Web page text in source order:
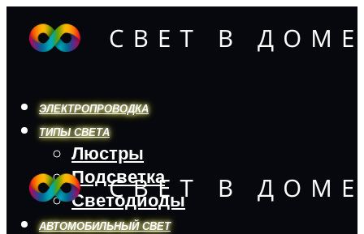
ЭЛЕКТРОПРОВОДКА
ТИПЫ СВЕТА
Люстры
Подсветка
Светодиоды
АВТОМОБИЛЬНЫЙ СВЕТ